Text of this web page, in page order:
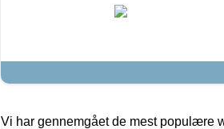
Vi har gennemgået de mest populære